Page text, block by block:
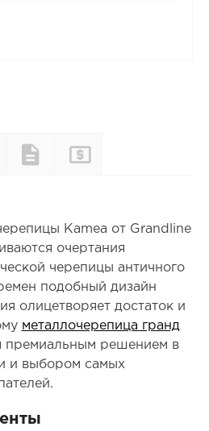
Цвета и
покрытия
Документы
Kamea от Grandline
очертания
черепицы античного
подобный дизайн
олицетворяет достаток и
металлочерепица гранд
премиальным решением в
и выбором самых